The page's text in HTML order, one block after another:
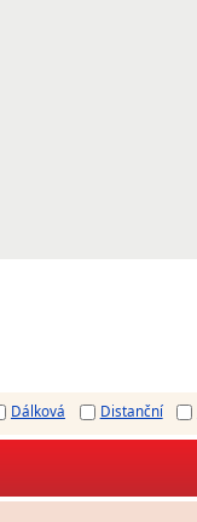
Dálková Distanční